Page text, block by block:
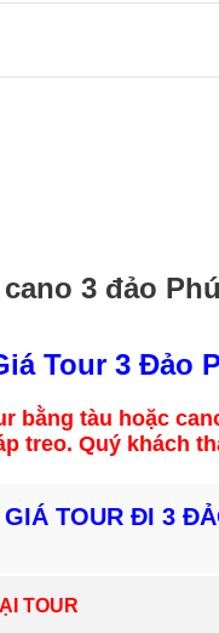
3 đảo
Tour 3 Đảo
bằng tàu hoặc
treo. Quý khách
ĐI 3 ĐẢO
TOUR